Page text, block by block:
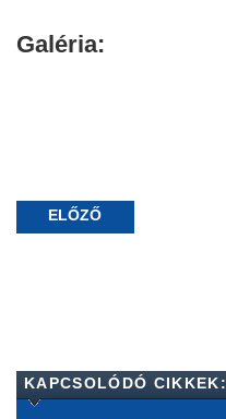
Galéria:
ELŐZŐ
KAPCSOLÓDÓ CIKKEK: